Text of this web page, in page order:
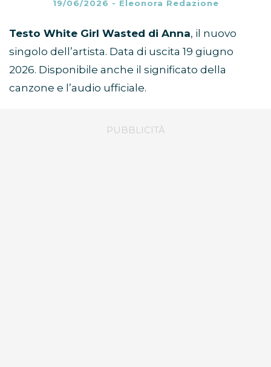
19/06/2026 - Eleonora Redazione
Testo White Girl Wasted di Anna, il nuovo
singolo dell’artista. Data di uscita 19 giugno
2026. Disponibile anche il significato della
canzone e l’audio ufficiale.